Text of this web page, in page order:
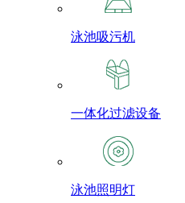
泳池吸污机
一体化过滤设备
泳池照明灯